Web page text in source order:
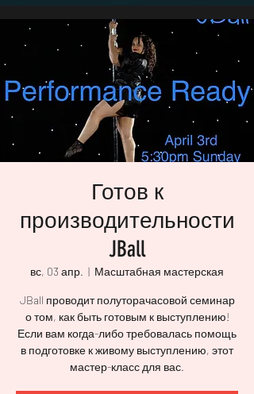
Готов к
производительности
JBall
вс, 03 апр.
  |
Масштабная мастерская
JBall проводит полуторачасовой семинар
о том, как быть готовым к выступлению!
Если вам когда-либо требовалась помощь
в подготовке к живому выступлению, этот
мастер-класс для вас.